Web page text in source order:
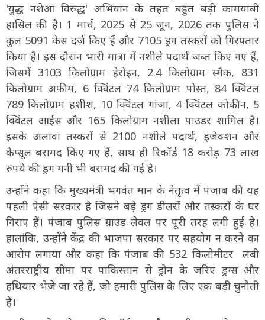
'युद्ध नशेआं विरुद्ध' अभियान के तहत बहुत बड़ी कामयाबी
हासिल की है। 1 मार्च, 2025 से 25 जून, 2026 तक पुलिस ने
कुल 5091 केस दर्ज किए हैं और 7105 ड्रग तस्करों को गिरफ्तार
किया है। इस दौरान भारी मात्रा में नशीले पदार्थ जब्त किए गए हैं,
जिसमें 3103 किलोग्राम हेरोइन, 2.4 किलोग्राम स्मैक, 831
किलोग्राम अफीम, 6 क्विंटल 74 किलोग्राम पोस्त, 84 क्विंटल
789 किलोग्राम हशीश, 10 क्विंटल गांजा, 4 क्विंटल कोकीन, 5
क्विंटल आईस और 165 किलोग्राम नशीला पाउडर शामिल है।
इसके अलावा तस्करों से 2100 नशीले पदार्थ, इंजेक्शन और
कैप्सूल बरामद किए गए हैं, साथ ही रिकॉर्ड 18 करोड़ 73 लाख
रुपये की ड्रग मनी भी बरामद की गई है।
उन्होंने कहा कि मुख्यमंत्री भगवंत मान के नेतृत्व में पंजाब की यह
पहली ऐसी सरकार है जिसने बड़े ड्रग डीलरों और तस्करों के घर
गिराए हैं। पंजाब पुलिस ग्राउंड लेवल पर पूरी तरह लगी हुई है।
हालांकि, उन्होंने केंद्र की भाजपा सरकार पर सहयोग न करने का
आरोप लगाया और कहा कि पंजाब की 532 किलोमीटर लंबी
अंतरराष्ट्रीय सीमा पर पाकिस्तान से ड्रोन के जरिए ड्रग्स और
हथियार भेजे जा रहे हैं, जो हमारी पुलिस के लिए एक बड़ी चुनौती
है।